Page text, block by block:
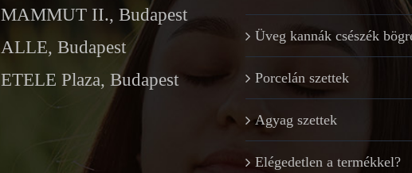
MAMMUT II., Budapest
ALLE, Budapest
ETELE Plaza, Budapest
Üveg kannák csészék
Porcelán szettek
Agyag szettek
Elégedetlen a termékkel?